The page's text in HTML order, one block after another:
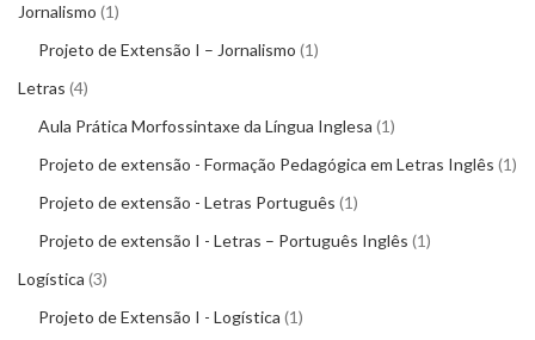
Jornalismo 1
Projeto de Extensão I – Jornalismo 1
Letras 4
Aula Prática Morfossintaxe da Língua Inglesa 1
Projeto de extensão - Formação Pedagógica em Letras Inglês 1
Projeto de extensão - Letras Português 1
Projeto de extensão I - Letras – Português Inglês 1
Logística 3
Projeto de Extensão I - Logística 1